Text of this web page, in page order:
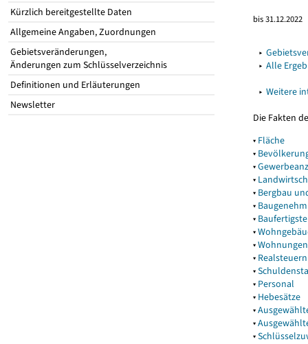
Kürzlich bereitgestellte Daten
Allgemeine Angaben, Zuordnungen
Gebietsveränderungen,
Änderungen zum Schlüsselverzeichnis
Definitionen und Erläuterungen
Newsletter
bis 31.12.2022
▸
▸ Alle
▸ Weitere
Die Fakten
▾ Fläche
▾
▾
▾
▾ Bergbau
▾
▾
▾
▾Wohnungen
▾ Realsteuern
▾
▾ Personal
▾ Hebesätze
▾
▾
▾